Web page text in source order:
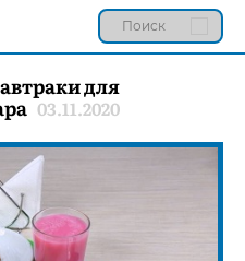
для
03.11.2020